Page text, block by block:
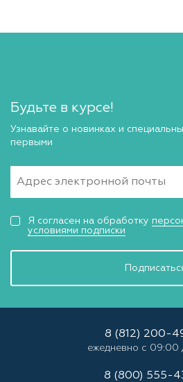
Будьте в курсе!
Узнавайте о новинках и
первыми
Я согласен на обработку
условиями подписки
8 (812) 200-
ежедневно с 09:00
8 (800) 555-